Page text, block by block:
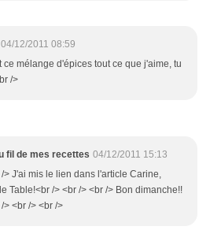
04/12/2011 08:59
mélange d'épices tout ce que j'aime, tu
/>
fil de mes recettes 04/12/2011 15:13
/> J'ai mis le lien dans l'article Carine,
Table!<br /> <br /> <br /> Bon dimanche!!
> <br /> <br />